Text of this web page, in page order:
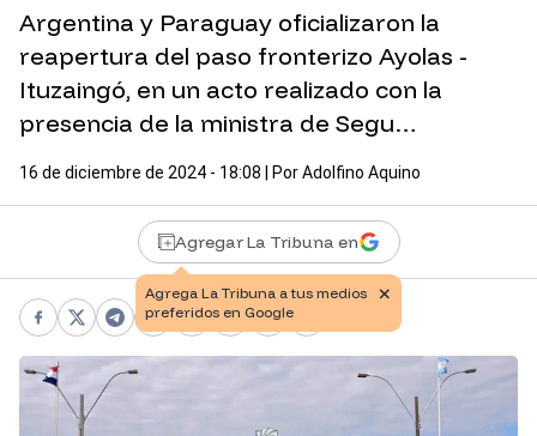
Argentina y Paraguay oficializaron la
reapertura del paso fronterizo Ayolas -
Ituzaingó, en un acto realizado con la
presencia de la ministra de Segu…
16 de diciembre de 2024 - 18:08 | PorAdolfino Aquino
Agregar La Tribuna en
Facebook
X Telegram
WhatsApp
Pinterest
LinkedIn
PrintCopy link